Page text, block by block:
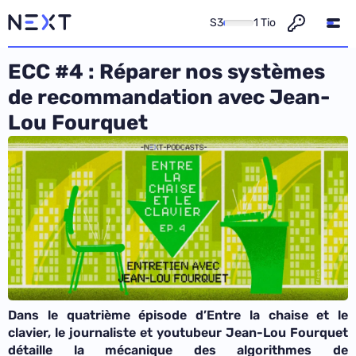
S3 1 Tio
ECC #4 : Réparer nos systèmes
de recommandation avec Jean-
Lou Fourquet
Dans le quatrième épisode d’Entre la chaise et le
clavier, le journaliste et youtubeur Jean-Lou Fourquet
détaille la mécanique des algorithmes de